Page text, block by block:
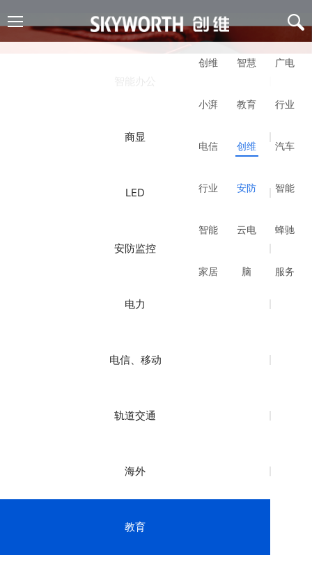
创维
小湃
智慧
教育
广电
行业
电信
行业
创维
安防
汽车
智能
智能
家居
云电
脑
蜂驰
服务
商显
LED
安防监控
电力
电信、移动
轨道交通
海外
教育